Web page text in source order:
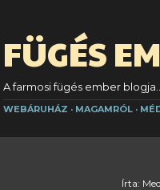
FÜGÉS
A farmosi fügés ember blogja...
WEBÁRUHÁZ MAGAMRÓL
Írta: